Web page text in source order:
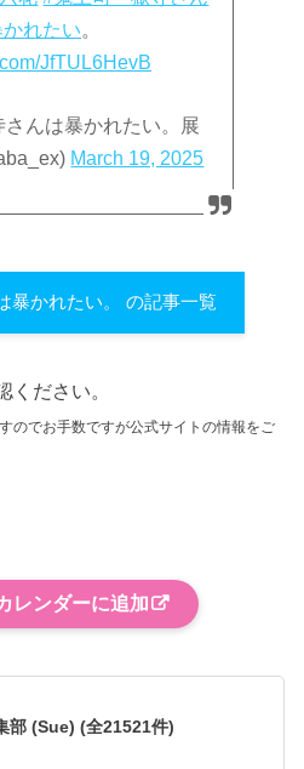
かれたい。
JfTUL6HevB
んは暴かれたい。展
March 19, 2025
暴かれたい。 の記事一覧
ください。
のでお手数ですが公式サイトの情報をご
レンダーに追加
部 (Sue)(全21521件)